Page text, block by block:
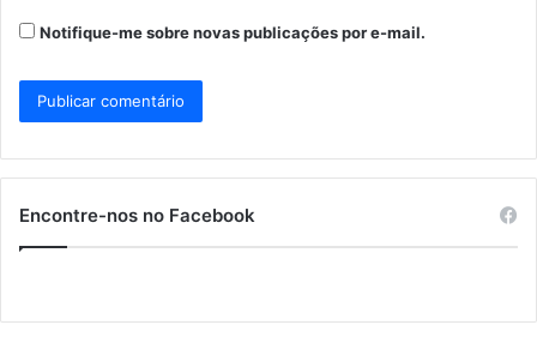
Notifique-me sobre novas publicações por e-mail.
Encontre-nos no Facebook